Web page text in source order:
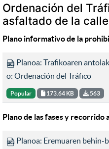
Ordenación del
asfaltado de la
Plano informativo de la
Planoa: Trafikoaren
o: Ordenación del Tráfico
Popular 173.64 KB 563
Plano de las fases y recorrido
Planoa: Eremuaren behin-